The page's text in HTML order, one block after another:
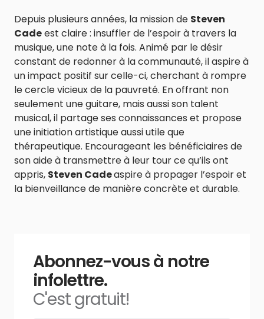
Depuis plusieurs années, la mission de Steven
Cadeest claire : insuffler de l’espoir à travers la
musique, une note à la fois. Animé par le désir
constant de redonner à la communauté, il aspire à
un impact positif sur celle-ci, cherchant à rompre
le cercle vicieux de la pauvreté. En offrant non
seulement une guitare, mais aussi son talent
musical, il partage ses connaissances et propose
une initiation artistique aussi utile que
thérapeutique. Encourageant les bénéficiaires de
son aide à transmettre à leur tour ce qu’ils ont
appris, Steven Cadeaspire à propager l’espoir et
la bienveillance de manière concrète et durable.
Abonnez-vous à notre
infolettre.
C'est gratuit!